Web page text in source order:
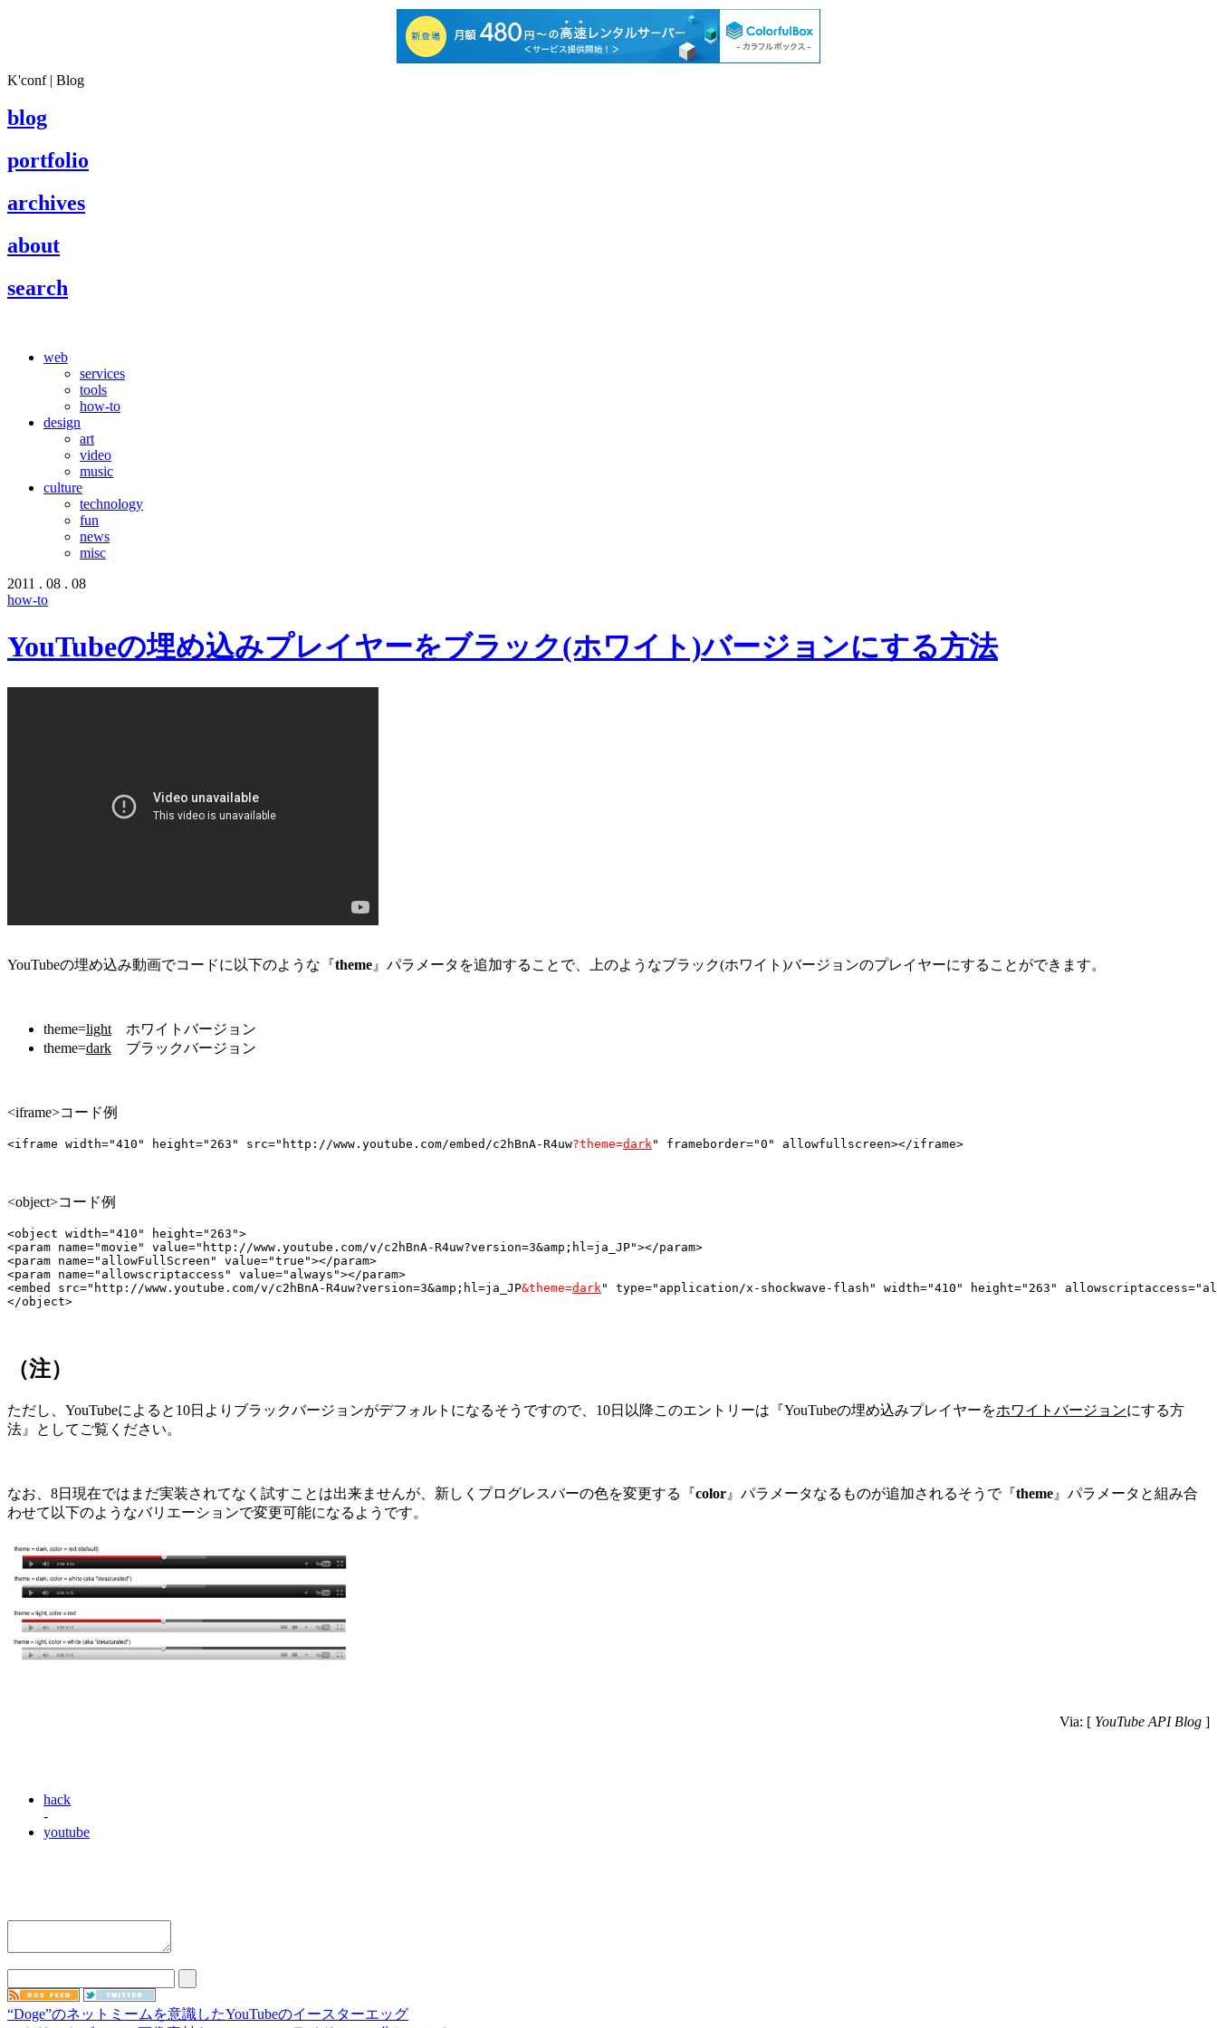
K'conf | Blog
blog
portfolio
archives
about
search
web
services
tools
how-to
design
art
video
music
culture
technology
fun
news
misc
2011 . 08 . 08
how-to
YouTubeの埋め込みプレイヤーをブラック(ホワイト)バージョンにする方法
YouTubeの埋め込み動画でコードに以下のような『theme 』パラメータを追加することで、上のようなブラック(ホワイト)バージョンのプレイヤーにすることができます。
theme=light ホワイトバージョン
theme=dark ブラックバージョン
<iframe>コード例
<iframe width="410" height="263" src="http://www.youtube.com/embed/c2hBnA-R4uw?theme=dark
<object>コード例
<object width="410" height="263">
<param name="movie" value="http://www.youtube.com/v/c2hBnA-R4uw?version=3&amp;hl=ja_JP"></param>
<param name="allowFullScreen" value="true"></param>
<param name="allowscriptaccess" value="always"></param>
<embed src="http://www.youtube.com/v/c2hBnA-R4uw?version=3&amp;hl=ja_JP&theme=dark " type="application/x-shockwave-flash" width="410" height="263"
（注）
ただし、YouTubeによると10日よりブラックバージョンがデフォルトになるそうですので、10日以降このエントリーは『YouTubeの埋め込みプレイヤーをホワイトバージョンにする方
法』としてご覧ください。
なお、8日現在ではまだ実装されてなく試すことは出来ませんが、新しくプログレスバーの色を変更する『color 』パラメータなるものが追加されるそうで『theme 』パラメータと組み合
わせて以下のようなバリエーションで変更可能になるようです。
Via: [ YouTube API Blog ]
hack
-
youtube
“Doge”のネットミームを意識したYouTubeのイースターエッグ